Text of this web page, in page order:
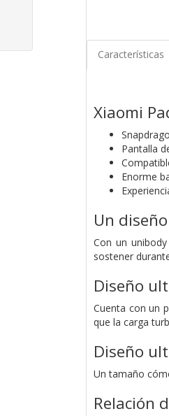
Características
Xiaomi
Pantalla
Enorme
Un
Con un
sostener
Diseño
Cuenta con un
que la carga
Diseño
Un tamaño
Relación